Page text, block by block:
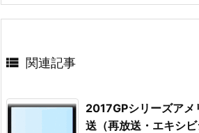
 関連記事
2017GPシリーズアメ
送（再放送・エキシビ